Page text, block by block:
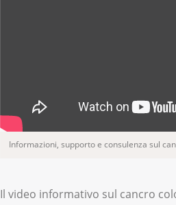
Informazioni, supporto e consulenza sul
Il video informativo sul cancro